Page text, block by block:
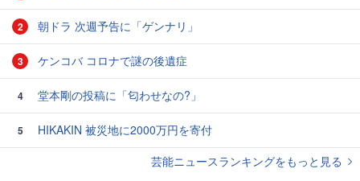
2 朝ドラ 次週予告に「ゲンナリ」
3 ケンコバ コロナで謎の後遺症
4 堂本剛の投稿に「匂わせなの?」
5
HIKAKIN 被災地に2000万円を寄付
芸能ニュースランキングをもっと見る